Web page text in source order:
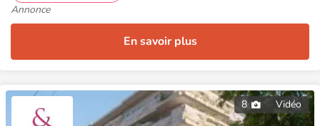
Annonce
En savoir plus
8 Vidéo